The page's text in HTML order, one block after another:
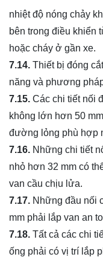
nhiệt độ nóng chảy
bên trong điều khiển
hoặc cháy ở gần xe.
7.14. Thiết bị đóng
năng và phương
7.15. Các chi tiết nối
không lớn hơn 50
đường lỏng phù hợp
7.16. Những chi tiết
nhỏ hơn 32 mm có
van cầu chịu lửa.
7.17. Những đầu nối
mm phải lắp van an
7.18. Tất cả các chi
ống phải có vị trí lắp